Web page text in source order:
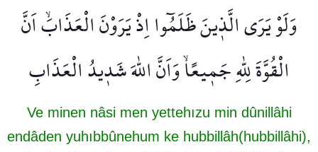
وَلَوْ يَرَى الَّذ۪ينَ ظَلَمُٓوا اِذْ يَرَوْنَ الْعَذَابَۙ اَنَّ
الْقُوَّةَ لِلّٰهِ جَم۪يعًاۙ وَاَنَّ اللّٰهَ شَد۪يدُ الْعَذَابِ
Ve minen nâsi men yettehızu min dûnillâhi
endâden yuhıbbûnehum ke hubbillâh(hubbillâhi),